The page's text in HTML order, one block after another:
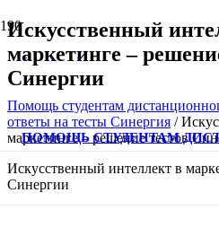
ПОМОЩЬ СТУДЕНТАМ
Искусственный
маркетинге –
Синергии
Помощь студентам
ответы на тесты Синергия /
маркетинге – решение тестов
Искусственный интеллект в
Синергии